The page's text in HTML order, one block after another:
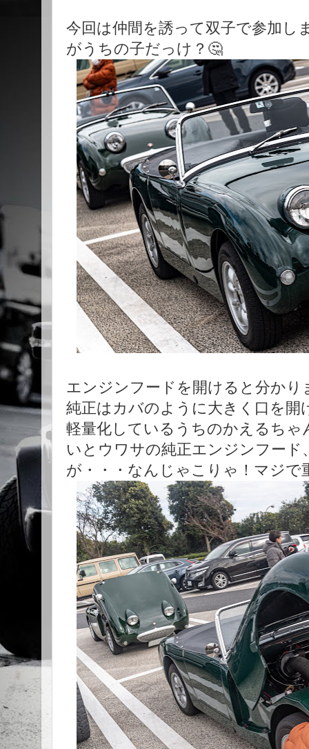
今回は仲間を誘って双子で参加し
がうちの子だっけ？🤔
エンジンフードを開けると分かり
純正はカバのように大きく口を開
軽量化しているうちのかえるちゃ
いとウワサの純正エンジンフード
が・・・なんじゃこりゃ！マジで